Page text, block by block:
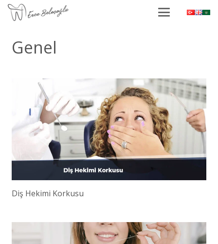
Genel
Diş Hekimi Korkusu